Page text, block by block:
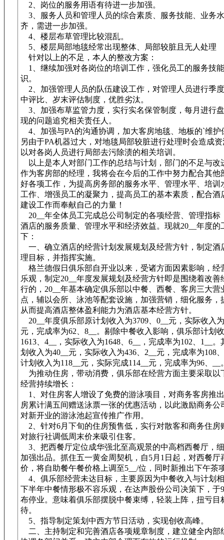
2、岗位的服务用语有待进一步加强。
3、服务人员和管理人员的综合素质、服务技能、业务
齐，需进一步加强。
4、楼层布草管理比较混乱。
5、楼层局部地毯经常出现整体、局部较脏且无人处理
针对以上的不足，本人的整改方案：
1、继续加强对各岗位的培训工作，强化员工的服务技
识。
2、加强管理人员的队伍建设工作，对管理人员进行季
中评比、岁末评估制度，优胜劣汰。
3、加强布草监管力度，实行实名保管制度，每月进行
现的问题追究相关责任人。
4、加强与PA的沟通协调，加大客房地毯、地板的`维护
另由于PA机器过大，对地毯局部较脏进行处理时会造成
以对各岗人员进行局部去污除渍的相关培训。
以上是本人对部门工作的总结与计划，部门的不足与改
作为客房部的经理，我将会在今后的工作中努力配合其他
好各项工作，为提高房务部的服务水平、管理水平、培训
工作、增强员工的凝聚力，提高员工的基本素质，配合酒
建设工作而奉献自己的力量！
20__年全体员工完成总公司制定的各项经营、管理指标
酒店的服务质量、管理水平和经济效益。现就20__年度的
下：
一、确立酒店的经营计划发展规划及经营方针，制定酒
理目标，并指挥实施。
格兰德假日俱乐部自开业以来，受诸方面因素影响，经
乐观，制定20__年度发展规划及经营方针即是围绕着改善
行的，20__年基本确定俱乐部以中餐、西餐、客房三大营
点，辅以会所、泳池等配套设施，加强营销，细化服务，
从而提高酒店整体盈利能力为酒店基本经营方针。
20__年度俱乐部原计划收入为3709、0__元，实际收入
元，完成率为62、8__。剔除中餐收入影响，俱乐部计划
1613、4__，实际收入为1648、6__，完成率为102、1__
划收入为40__元，实际收入为436、2__元，完成率为108
计划收入为118__元，实际完成114__元，完成率为96、__
为推动住房，带动消费，俱乐部在经营方面主要采取以
经营持续增长：
1、对住房客人增设了免费的游泳项目，对商务客房推
房累计满五间赠送泳票一张的优惠活动，以此激励商务公
对新开业的游泳池起宣传推广作用。
2、针对6月下旬的住房预售低，实行对散客和商务住房
对旅行社调低周末价来吸引住客。
3、把西餐厅定位成华强北至高观景的中高档西餐厅，
加强出品。抓住五一黄金周契机，自5月1日起，对西餐厅
价，将自助餐午餐价格上调至5__/位，同时新推出下午茶
4、俱乐部经营未达目标，主要原因为中餐收入与计划
下半年中餐情形极不容乐观，在达声股份公司决策下，于
布停业。意味着俱乐部摆脱中餐束缚，轻装上阵，扭亏目
待。
5、指导制定策划中西方节日活动，实现创收高峰。
二、主持制定和完善酒店各项规章制度，建立健全内部